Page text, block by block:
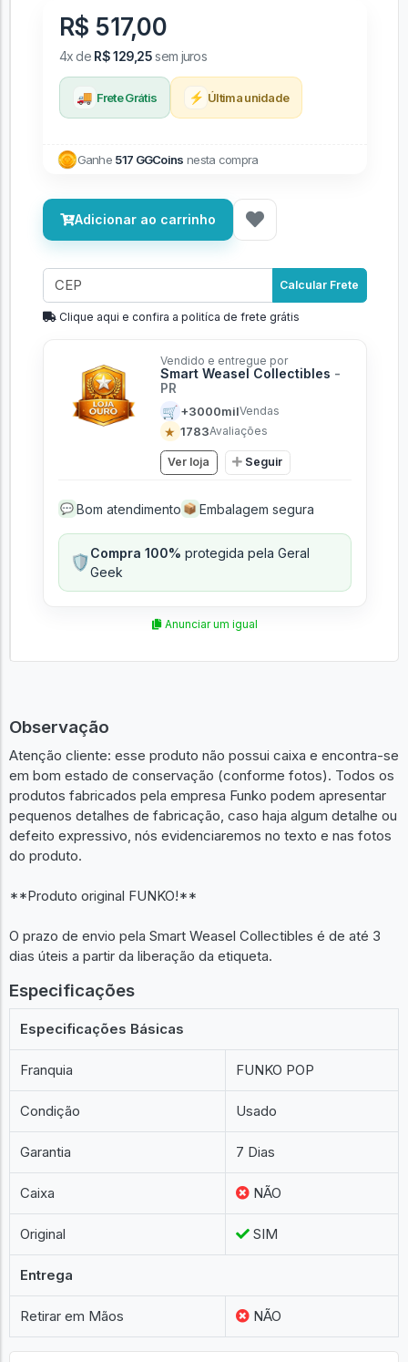
R$ 517,00
4x de R$ 129,25sem juros
🚚 Frete Grátis ⚡ Última unidade
Ganhe 517 GGCoins nesta compra
Adicionar ao carrinho
Calcular Frete
Clique aqui e confira a politíca de frete grátis
Vendido e entregue por
Smart Weasel Collectibles -
PR
🛒 +3000milVendas
★ 1783Avaliações
Ver loja Seguir
💬 Bom atendimento 📦 Embalagem segura
🛡️Compra 100% protegida pela Geral
Geek
Anunciar um igual
Observação
Atenção cliente: esse produto não possui caixa e encontra-se
em bom estado de conservação (conforme fotos). Todos os
produtos fabricados pela empresa Funko podem apresentar
pequenos detalhes de fabricação, caso haja algum detalhe ou
defeito expressivo, nós evidenciaremos no texto e nas fotos
do produto.
**Produto original FUNKO!**
O prazo de envio pela Smart Weasel Collectibles é de até 3
dias úteis a partir da liberação da etiqueta.
Especificações
Especificações Básicas
Franquia FUNKO POP
Condição Usado
Garantia 7 Dias
Caixa NÃO
Original SIM
Entrega
Retirar em Mãos NÃO